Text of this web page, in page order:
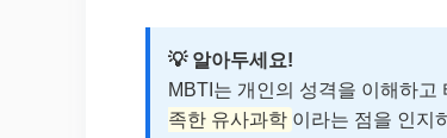
💡 알아두세요!
MBTI는 개인의 성격을 이해하
족한 유사과학 이라는 점을 인지